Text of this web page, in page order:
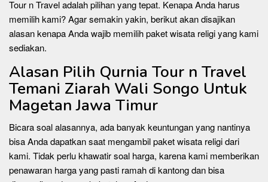
Tour n Travel adalah pilihan yang tepat. Kenapa Anda harus
memilih kami? Agar semakin yakin, berikut akan disajikan
alasan kenapa Anda wajib memilih paket wisata religi yang kami
sediakan.
Alasan Pilih Qurnia Tour n Travel
Temani Ziarah Wali Songo Untuk
Magetan Jawa Timur
Bicara soal alasannya, ada banyak keuntungan yang nantinya
bisa Anda dapatkan saat mengambil paket wisata religi dari
kami. Tidak perlu khawatir soal harga, karena kami memberikan
penawaran harga yang pasti ramah di kantong dan bisa